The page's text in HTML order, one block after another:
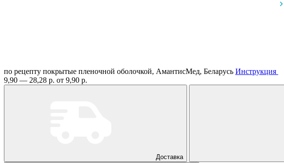
по рецепту покрытые пленочной оболочкой, АмантисМед, Беларусь Инструкция
9,90 — 28,28 р. от 9,90 р.
Доставка